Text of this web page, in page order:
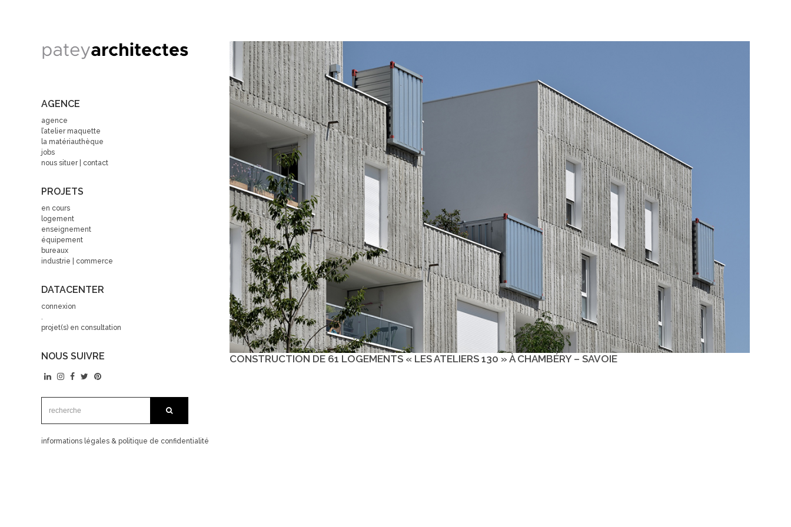
AGENCE
agence
l’atelier maquette
la matériauthèque
jobs
nous situer | contact
PROJETS
en cours
logement
enseignement
équipement
bureaux
industrie | commerce
DATACENTER
connexion
.
projet(s) en consultation
NOUS SUIVRE
informations légales & politique de confidentialité
CONSTRUCTION DE 61 LOGEMENTS « LES ATELIERS 130 » À CHAMBÉRY – SAVOIE